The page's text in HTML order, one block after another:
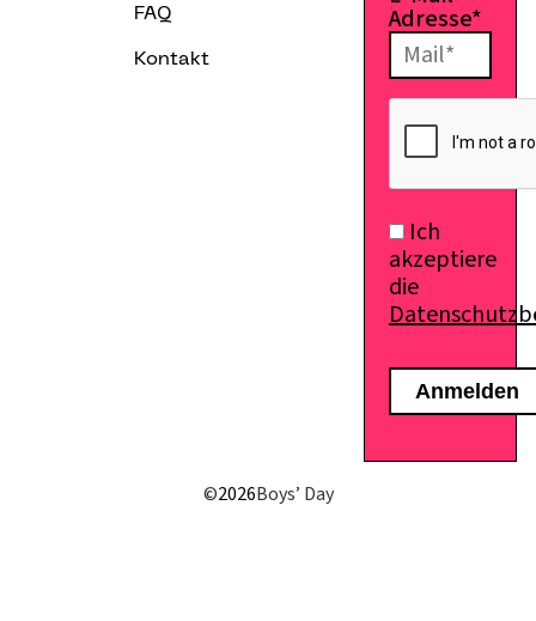
FAQ
Kontakt
Adresse*
Ich
akzeptiere
die
©2026Boys’ Day